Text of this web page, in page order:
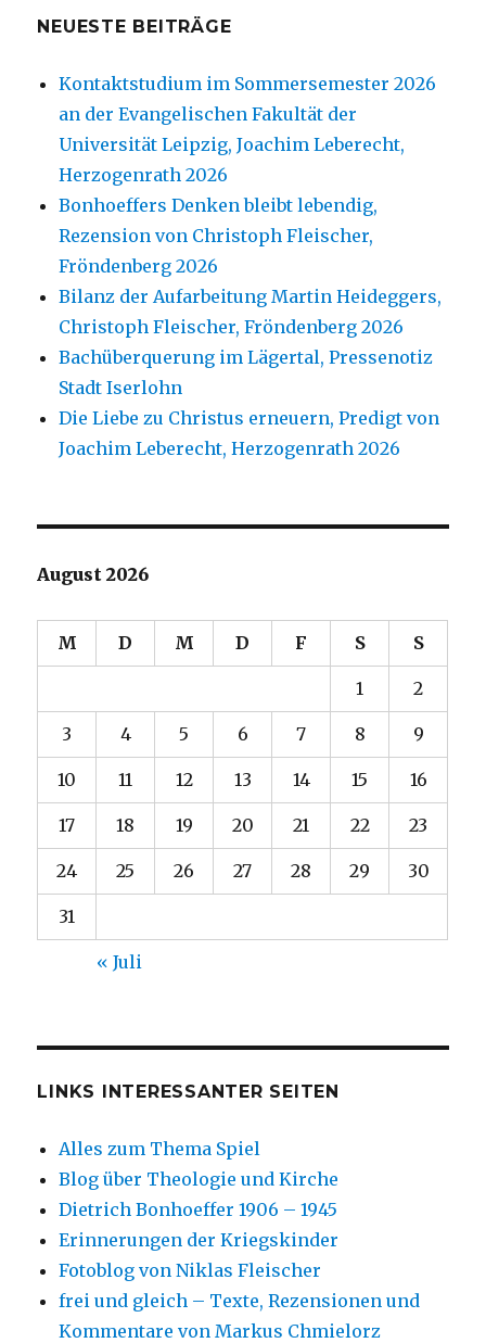
NEUESTE BEITRÄGE
Kontaktstudium im Sommersemester 2026
an der Evangelischen Fakultät der
Universität Leipzig, Joachim Leberecht,
Herzogenrath 2026
Bonhoeffers Denken bleibt lebendig,
Rezension von Christoph Fleischer,
Fröndenberg 2026
Bilanz der Aufarbeitung Martin Heideggers,
Christoph Fleischer, Fröndenberg 2026
Bachüberquerung im Lägertal, Pressenotiz
Stadt Iserlohn
Die Liebe zu Christus erneuern, Predigt von
Joachim Leberecht, Herzogenrath 2026
August 2026
M D M D F S S
1 2
3 4 5 6 7 8 9
10 11 12 13 14 15 16
17 18 19 20 21 22 23
24 25 26 27 28 29 30
31
« Juli
LINKS INTERESSANTER SEITEN
Alles zum Thema Spiel
Blog über Theologie und Kirche
Dietrich Bonhoeffer 1906 – 1945
Erinnerungen der Kriegskinder
Fotoblog von Niklas Fleischer
frei und gleich – Texte, Rezensionen und
Kommentare von Markus Chmielorz